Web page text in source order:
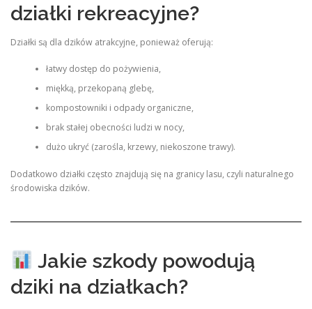
działki rekreacyjne?
Działki są dla dzików atrakcyjne, ponieważ oferują:
łatwy dostęp do pożywienia,
miękką, przekopaną glebę,
kompostowniki i odpady organiczne,
brak stałej obecności ludzi w nocy,
dużo ukryć (zarośla, krzewy, niekoszone trawy).
Dodatkowo działki często znajdują się na granicy lasu, czyli naturalnego
środowiska dzików.
Jakie szkody powodują
dziki na działkach?